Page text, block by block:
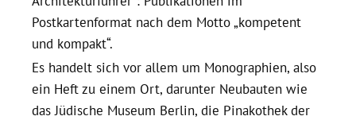
Postkartenformat nach dem Motto „kompetent
und kompakt“.
Es handelt sich vor allem um Monographien, also
ein Heft zu einem Ort, darunter Neubauten wie
das Jüdische Museum Berlin, die Pinakothek der